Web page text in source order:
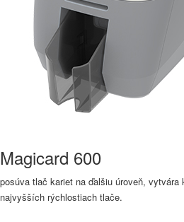
Magicard 600
posúva tlač kariet na ďalšiu úroveň,
najvyšších rýchlostiach tlače.